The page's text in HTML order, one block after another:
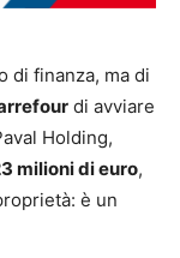
di finanza, ma di
di avviare
Holding,
milioni di euro,
è un